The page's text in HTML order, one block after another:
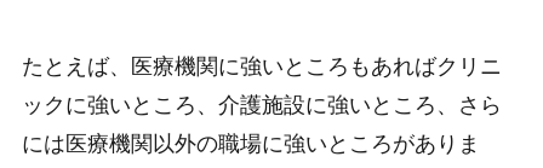
たとえば、医療機関に強いところもあればクリニ
ックに強いところ、介護施設に強いところ、さら
には医療機関以外の職場に強いところがありま